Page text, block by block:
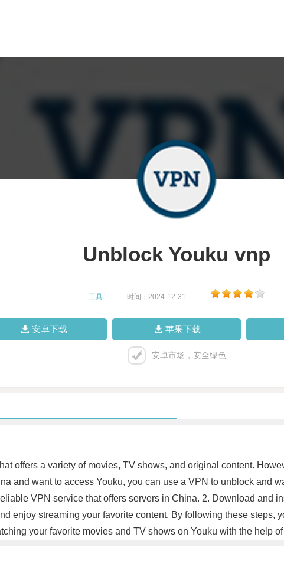
Unblock Youku vnp
工具 时间：2024-12-31
安卓下载 苹果下载
安卓市场，安全绿色
offers a variety of movies, TV shows, and original content.
and want to access Youku, you can use a VPN to unblock and
VPN service that offers servers in China. 2. Download and
enjoy streaming your favorite content. By following these steps,
your favorite movies and TV shows on Youku with the help